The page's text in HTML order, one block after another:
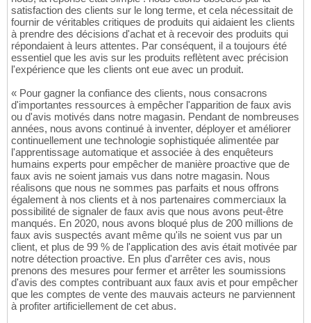
satisfaction des clients sur le long terme, et cela nécessitait de
fournir de véritables critiques de produits qui aidaient les clients
à prendre des décisions d'achat et à recevoir des produits qui
répondaient à leurs attentes. Par conséquent, il a toujours été
essentiel que les avis sur les produits reflètent avec précision
l'expérience que les clients ont eue avec un produit.
« Pour gagner la confiance des clients, nous consacrons
d'importantes ressources à empêcher l'apparition de faux avis
ou d'avis motivés dans notre magasin. Pendant de nombreuses
années, nous avons continué à inventer, déployer et améliorer
continuellement une technologie sophistiquée alimentée par
l'apprentissage automatique et associée à des enquêteurs
humains experts pour empêcher de manière proactive que de
faux avis ne soient jamais vus dans notre magasin. Nous
réalisons que nous ne sommes pas parfaits et nous offrons
également à nos clients et à nos partenaires commerciaux la
possibilité de signaler de faux avis que nous avons peut-être
manqués. En 2020, nous avons bloqué plus de 200 millions de
faux avis suspectés avant même qu'ils ne soient vus par un
client, et plus de 99 % de l'application des avis était motivée par
notre détection proactive. En plus d'arrêter ces avis, nous
prenons des mesures pour fermer et arrêter les soumissions
d'avis des comptes contribuant aux faux avis et pour empêcher
que les comptes de vente des mauvais acteurs ne parviennent
à profiter artificiellement de cet abus.